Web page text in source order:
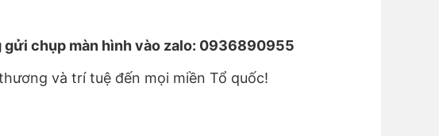
gửi chụp màn hình vào zalo: 0936890955
và trí tuệ đến mọi miền Tổ quốc!